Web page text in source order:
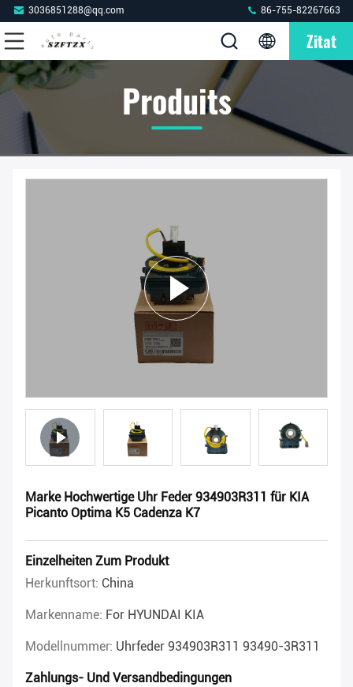
3036851288@qq.com 86-755-82267663
Zitat
Produits
Marke Hochwertige Uhr Feder 934903R311 für KIA
Picanto Optima K5 Cadenza K7
Einzelheiten Zum Produkt
Herkunftsort: China
Markenname: For HYUNDAI KIA
Modellnummer: Uhrfeder 934903R311 93490-3R311
Zahlungs- Und Versandbedingungen